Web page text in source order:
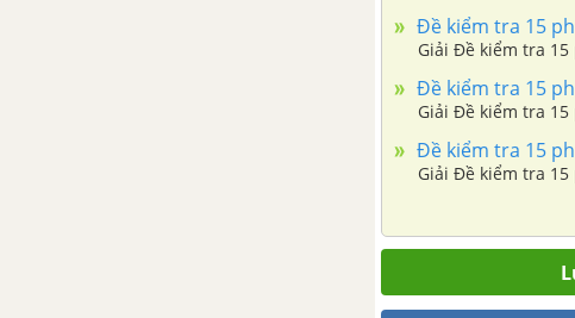
Đề kiểm tra 15
Giải Đề kiểm tra
Đề kiểm tra 15
Giải Đề kiểm tra
Đề kiểm tra 15
Giải Đề kiểm tra